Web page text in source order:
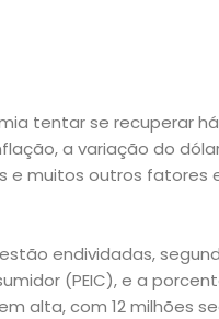
tentar se recuperar
a variação do
e muitos outros fatores
endividadas,
(PEIC), e a
alta, com 12 milhões